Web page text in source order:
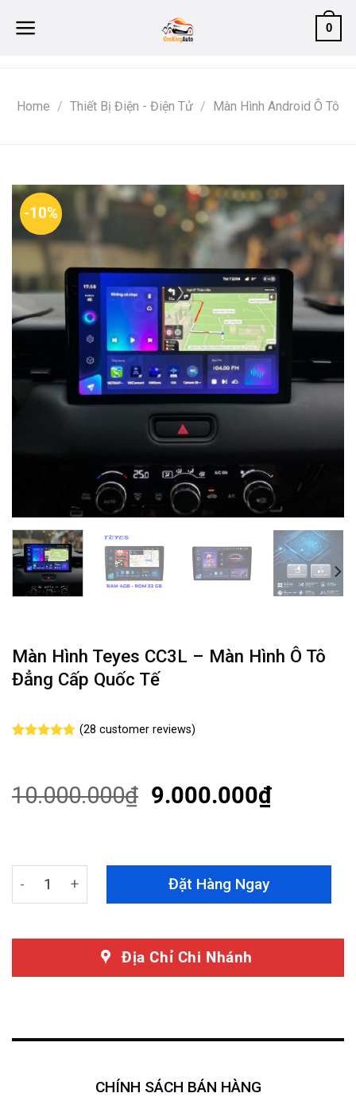
0
Home / Thiết Bị Điện - Điện Tử / Màn Hình Android Ô Tô
-10%
Màn Hình Teyes CC3L – Màn Hình Ô Tô
Đẳng Cấp Quốc Tế
customer
ratings
(28 customer reviews)
10.000.000₫ 9.000.000₫
Màn Hình Teyes CC3L - Màn Hình Ô Tô Đẳng Cấp Quốc
Đặt Hàng Ngay
Địa Chỉ Chi Nhánh
CHÍNH SÁCH BÁN HÀNG